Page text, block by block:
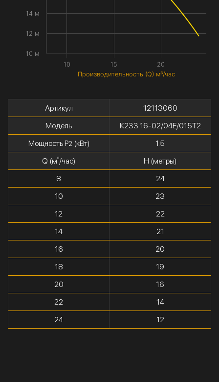
Производительность (Q) м³/час
10 15 20
10 м
12 м
14 м
Артикул
12113060
Модель
К233 16-02/04Е/015Т2
Мощность P2 (кВт)
1.5
Q (м³/час)
H (метры)
8
24
10
23
12
22
14
21
16
20
18
19
20
16
22
14
24
12